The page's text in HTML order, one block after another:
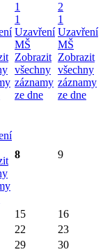
1
1
Uzavření
MŠ
Zobrazit
všechny
záznamy
ze dne
2
1
Uzavření
MŠ
Zobrazit
všechny
záznamy
ze dne
8 9
15
16
22
23
29
30